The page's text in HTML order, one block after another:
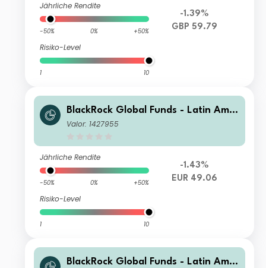
Jährliche Rendite
-50% 0% +50%
Risiko-Level
1 10
-1.39%
GBP 59.79
BlackRock Global Funds - Latin Amer
ican Fund C2
Valor: 1427955
Jährliche Rendite
-50% 0% +50%
Risiko-Level
1 10
-1.43%
EUR 49.06
BlackRock Global Funds - Latin Amer